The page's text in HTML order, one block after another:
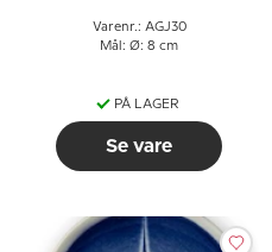
Varenr.: AGJ30
Mål: Ø: 8 cm
PÅ LAGER
Se vare